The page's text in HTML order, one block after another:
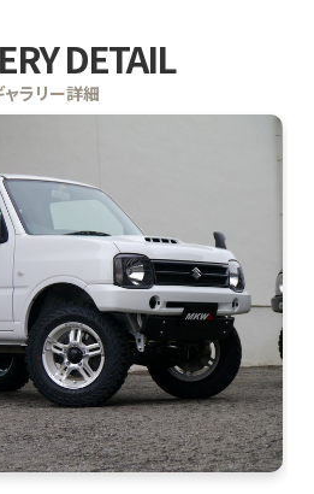
DETAIL
ャラリー詳細